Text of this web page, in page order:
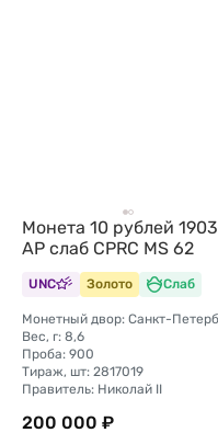
Монета 10 рублей 1903
АР слаб CPRC MS 62
UNC Золото Слаб
Вес, г: 8,6
Проба: 900
Тираж, шт: 2817019
Правитель: Николай II
200 000 ₽